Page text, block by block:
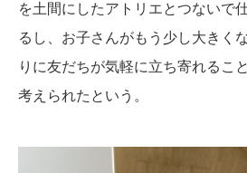
を土間にしたアトリエとつないで
るし、お子さんがもう少し大きく
りに友だちが気軽に立ち寄れるこ
考えられたという。